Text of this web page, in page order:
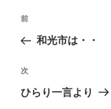
投
ナ
ビ
ゲ
前
の
稿
前
和光市は・・
次
の
次
ひらり一言より